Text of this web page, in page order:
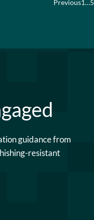
Previous1…5
guidance from
resistant